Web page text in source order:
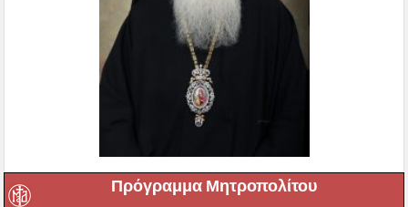
Πρόγραμμα Μητροπολίτου